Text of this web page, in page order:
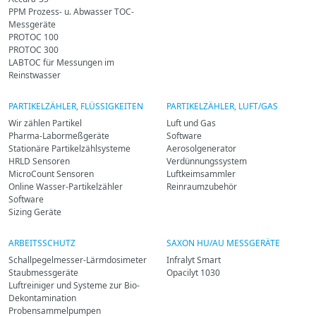
PPM Prozess- u. Abwasser TOC-
Messgeräte
PROTOC 100
PROTOC 300
LABTOC für Messungen im
Reinstwasser
PARTIKELZÄHLER, FLÜSSIGKEITEN
Wir zählen Partikel
Pharma-Labormeßgeräte
Stationäre Partikelzählsysteme
HRLD Sensoren
MicroCount Sensoren
Online Wasser-Partikelzähler
Software
Sizing Geräte
PARTIKELZÄHLER, LUFT/GAS
Luft und Gas
Software
Aerosolgenerator
Verdünnungssystem
Luftkeimsammler
Reinraumzubehör
ARBEITSSCHUTZ
Schallpegelmesser-Lärmdosimeter
Staubmessgeräte
Luftreiniger und Systeme zur Bio-
Dekontamination
Probensammelpumpen
SAXON HU/AU MESSGERÄTE
Infralyt Smart
Opacilyt 1030